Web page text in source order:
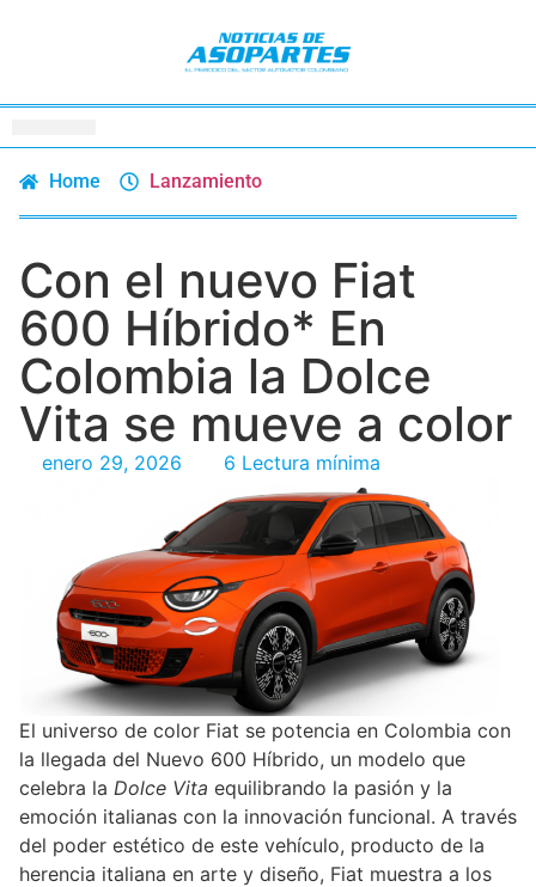
Home Lanzamiento
Con el nuevo Fiat
600 Híbrido* En
Colombia la Dolce
Vita se mueve a color
enero 29, 2026 6 Lectura mínima
El universo de color Fiat se potencia en Colombia con
la llegada del Nuevo 600 Híbrido, un modelo que
celebra la Dolce Vita equilibrando la pasión y la
emoción italianas con la innovación funcional. A través
del poder estético de este vehículo, producto de la
herencia italiana en arte y diseño, Fiat muestra a los